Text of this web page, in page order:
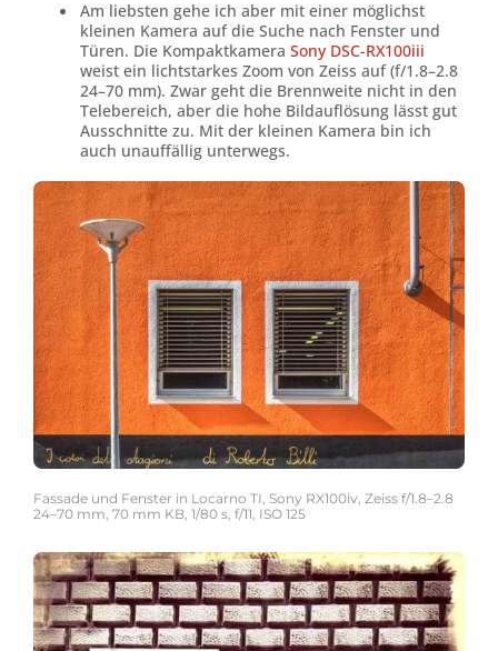
Am liebsten gehe ich aber mit einer möglichst
kleinen Kamera auf die Suche nach Fenster und
Türen. Die Kompaktkamera Sony DSC-RX100iii
weist ein lichtstarkes Zoom von Zeiss auf (f/1.8–2.8
24–70 mm). Zwar geht die Brennweite nicht in den
Telebereich, aber die hohe Bildauflösung lässt gut
Ausschnitte zu. Mit der kleinen Kamera bin ich
auch unauffällig unterwegs.
Fassade und Fenster in Locarno TI, Sony RX100iv, Zeiss f/1.8–2.8
24–70 mm, 70 mm KB, 1/80 s, f/11, ISO 125